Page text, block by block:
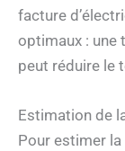
facture
optimaux : une
peut réduire le
Estimation de
Pour estimer